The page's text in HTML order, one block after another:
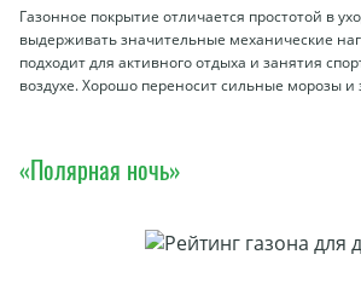
Газонное покрытие отличается простотой в
выдерживать значительные механические
подходит для активного отдыха и занятия
воздухе. Хорошо переносит сильные морозы и
«Полярная ночь»